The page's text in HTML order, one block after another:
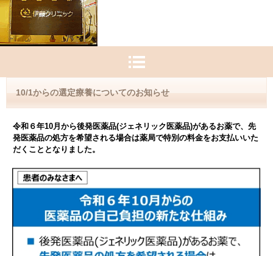
10/1からの選定療養についてのお知らせ
令和６年10月から後発医薬品(ジェネリック医薬品)があるお薬で、先
発医薬品の処方を希望される場合は薬局で特別の料金をお支払いいた
だくこととなりました。